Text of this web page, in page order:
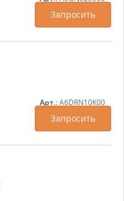
Запросить
Арт.: A6DRN10K00
Запросить